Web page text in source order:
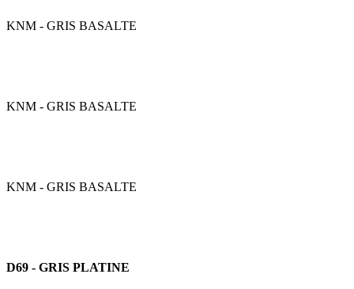
KNM - GRIS BASALTE
KNM - GRIS BASALTE
KNM - GRIS BASALTE
D69 - GRIS PLATINE